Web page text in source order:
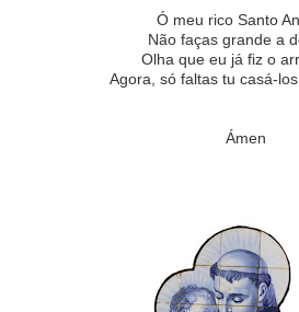
Ó meu rico Santo
Não faças grande a
Olha que eu já fiz o
Agora, só faltas tu casá-
Ámen